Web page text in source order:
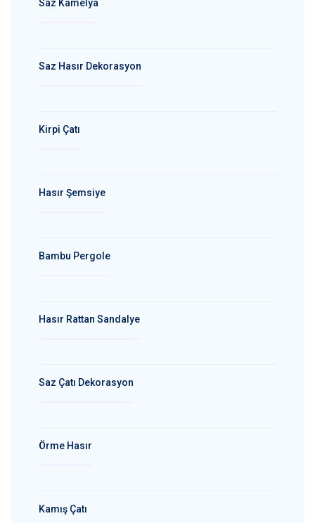
Saz Kamelya
Saz Hasır Dekorasyon
Kirpi Çatı
Hasır Şemsiye
Bambu Pergole
Hasır Rattan Sandalye
Saz Çatı Dekorasyon
Örme Hasır
Kamış Çatı